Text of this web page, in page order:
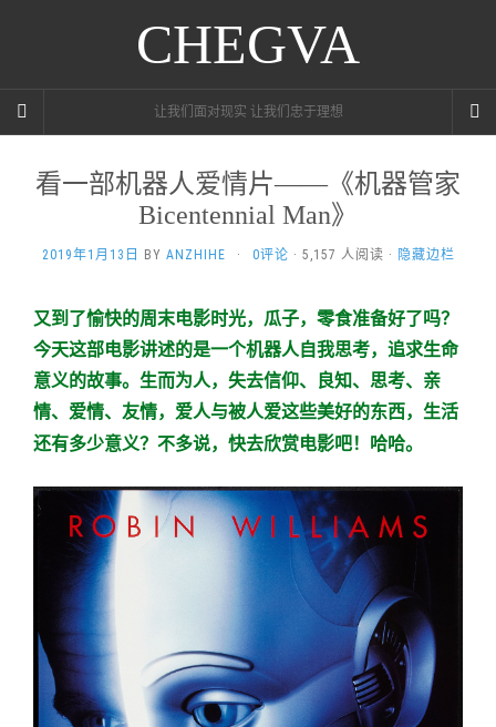
CHEGVA
让我们面对现实 让我们忠于理想
看一部机器人爱情片——《机器管家
Bicentennial Man》
2019年1月13日 BY ANZHIHE · 0评论 · 5,157 人阅读 · 隐藏边栏
又到了愉快的周末电影时光，瓜子，零食准备好了吗？
今天这部电影讲述的是一个机器人自我思考，追求生命
意义的故事。生而为人，失去信仰、良知、思考、亲
情、爱情、友情，爱人与被人爱这些美好的东西，生活
还有多少意义？不多说，快去欣赏电影吧！哈哈。